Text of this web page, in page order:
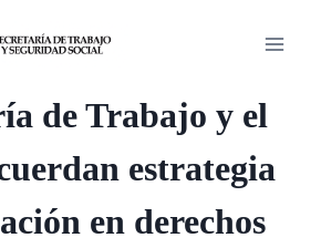
de Trabajo y el
estrategia
en derechos